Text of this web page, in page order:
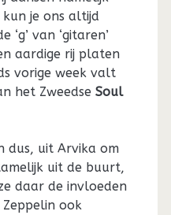
je ons altijd
‘g’ van ‘gitaren’
aardige rij platen
vorige week valt
het Zweedse Soul
dus, uit Arvika om
uit de buurt,
daar de invloeden
Zeppelin ook